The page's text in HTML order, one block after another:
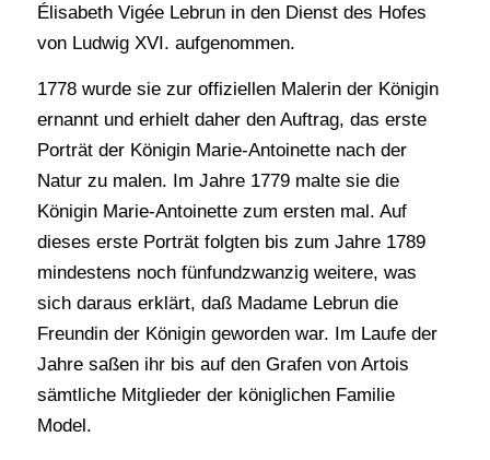
Élisabeth Vigée Lebrun in den Dienst des Hofes
von Ludwig XVI. aufgenommen.
1778 wurde sie zur offiziellen Malerin der Königin
ernannt und erhielt daher den Auftrag, das erste
Porträt der Königin Marie-Antoinette nach der
Natur zu malen. Im Jahre 1779 malte sie die
Königin Marie-Antoinette zum ersten mal. Auf
dieses erste Porträt folgten bis zum Jahre 1789
mindestens noch fünfundzwanzig weitere, was
sich daraus erklärt, daß Madame Lebrun die
Freundin der Königin geworden war. Im Laufe der
Jahre saßen ihr bis auf den Grafen von Artois
sämtliche Mitglieder der königlichen Familie
Model.